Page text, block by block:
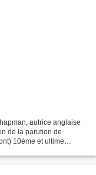
autrice anglaise
de la parution de
10ème et ultime